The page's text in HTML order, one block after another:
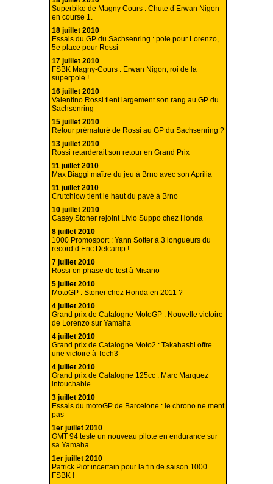
Superbike de Magny Cours : Chute d’Erwan Nigon
en course 1.
18 juillet 2010
Essais du GP du Sachsenring : pole pour Lorenzo,
5e place pour Rossi
17 juillet 2010
FSBK Magny-Cours : Erwan Nigon, roi de la
superpole !
16 juillet 2010
Valentino Rossi tient largement son rang au GP du
Sachsenring
15 juillet 2010
Retour prématuré de Rossi au GP du Sachsenring ?
13 juillet 2010
Rossi retarderait son retour en Grand Prix
11 juillet 2010
Max Biaggi maître du jeu à Brno avec son Aprilia
11 juillet 2010
Crutchlow tient le haut du pavé à Brno
10 juillet 2010
Casey Stoner rejoint Livio Suppo chez Honda
8 juillet 2010
1000 Promosport : Yann Sotter à 3 longueurs du
record d’Eric Delcamp !
7 juillet 2010
Rossi en phase de test à Misano
5 juillet 2010
MotoGP : Stoner chez Honda en 2011 ?
4 juillet 2010
Grand prix de Catalogne MotoGP : Nouvelle victoire
de Lorenzo sur Yamaha
4 juillet 2010
Grand prix de Catalogne Moto2 : Takahashi offre
une victoire à Tech3
4 juillet 2010
Grand prix de Catalogne 125cc : Marc Marquez
intouchable
3 juillet 2010
Essais du motoGP de Barcelone : le chrono ne ment
pas
1er juillet 2010
GMT 94 teste un nouveau pilote en endurance sur
sa Yamaha
1er juillet 2010
Patrick Piot incertain pour la fin de saison 1000
FSBK !